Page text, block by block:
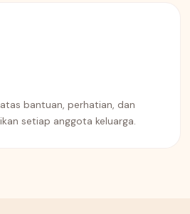
bantuan, perhatian, dan
setiap anggota keluarga.